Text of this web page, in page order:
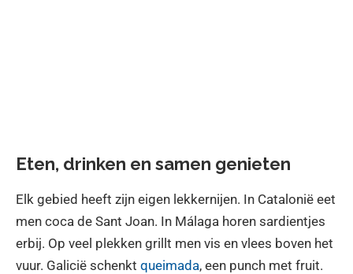
Eten, drinken en samen genieten
Elk gebied heeft zijn eigen lekkernijen. In Catalonië eet
men coca de Sant Joan. In Málaga horen sardientjes
erbij. Op veel plekken grillt men vis en vlees boven het
vuur. Galicië schenkt queimada, een punch met fruit.